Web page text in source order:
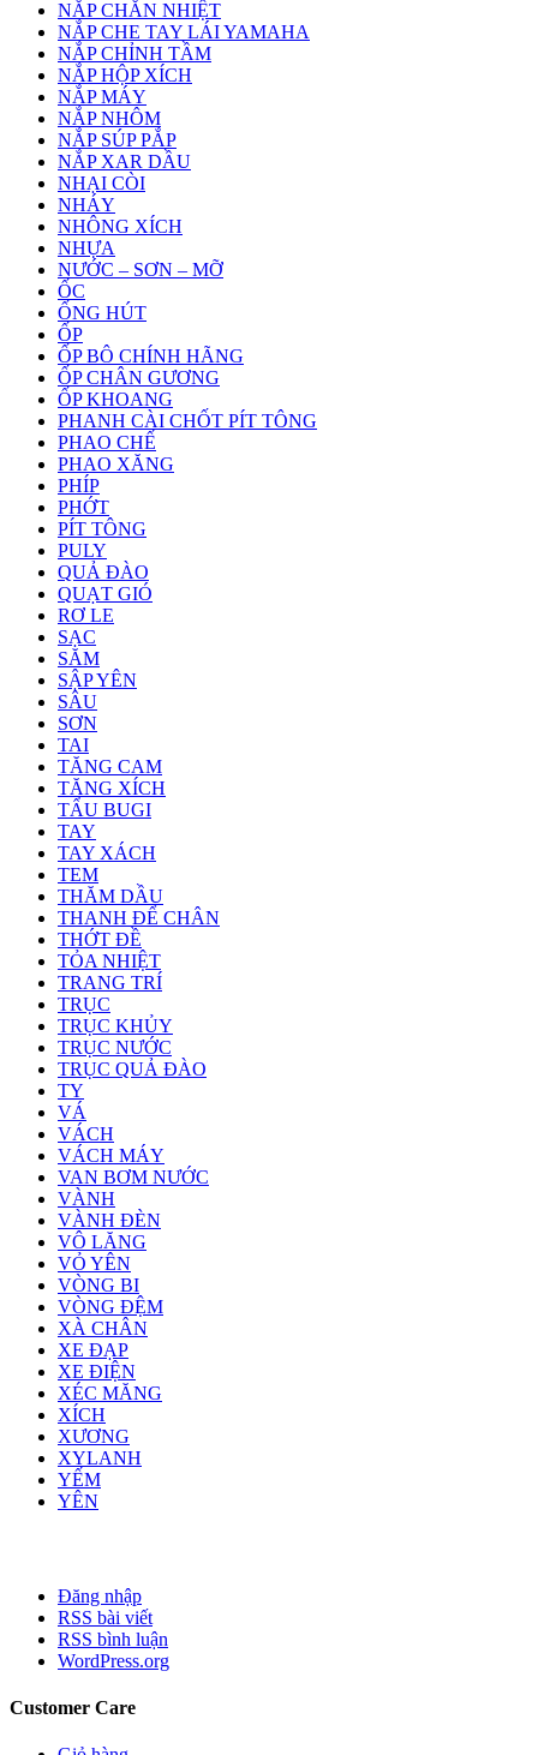
NẮP CHẮN NHIỆT
NẮP CHE TAY LÁI YAMAHA
NẮP CHỈNH TẦM
NẮP HỘP XÍCH
NẮP MÁY
NẮP NHÔM
NẮP SÚP PẮP
NẮP XAR DẦU
NHẠI CÒI
NHÁY
NHÔNG XÍCH
NHỰA
NƯỚC – SƠN – MỠ
ỐC
ỐNG HÚT
ỐP
ỐP BÔ CHÍNH HÃNG
ỐP CHÂN GƯƠNG
ỐP KHOANG
PHANH CÀI CHỐT PÍT TÔNG
PHAO CHẾ
PHAO XĂNG
PHÍP
PHỚT
PÍT TÔNG
PULY
QUẢ ĐÀO
QUẠT GIÓ
RƠ LE
SẠC
SĂM
SẬP YÊN
SÂU
SƠN
TAI
TĂNG CAM
TĂNG XÍCH
TẨU BUGI
TAY
TAY XÁCH
TEM
THĂM DẦU
THANH ĐỂ CHÂN
THỚT ĐỀ
TỎA NHIỆT
TRANG TRÍ
TRỤC
TRỤC KHỦY
TRỤC NƯỚC
TRỤC QUẢ ĐÀO
TY
VÁ
VÁCH
VÁCH MÁY
VAN BƠM NƯỚC
VÀNH
VÀNH ĐÈN
VÔ LĂNG
VỎ YÊN
VÒNG BI
VÒNG ĐỆM
XÀ CHÂN
XE ĐẠP
XE ĐIỆN
XÉC MĂNG
XÍCH
XƯƠNG
XYLANH
YẾM
YÊN
Đăng nhập
RSS bài viết
RSS bình luận
WordPress.org
Customer Care